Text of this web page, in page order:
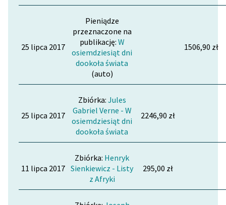
25 lipca 2017
Pieniądze
przeznaczone na
publikację: W
osiemdziesiąt dni
dookoła świata
(auto)
1506,90 zł
25 lipca 2017
Zbiórka: Jules
Gabriel Verne - W
osiemdziesiąt dni
dookoła świata
2246,90 zł
11 lipca 2017
Zbiórka: Henryk
Sienkiewicz - Listy
z Afryki
295,00 zł